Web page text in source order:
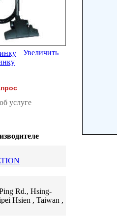
Увеличить
услуге
Rd., Hsing-
Hsien , Taiwan ,